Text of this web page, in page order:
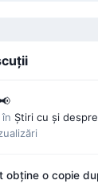
în Ştiri cu şi
obține o copie